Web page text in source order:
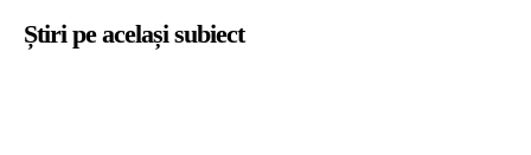
Știri pe același subiect